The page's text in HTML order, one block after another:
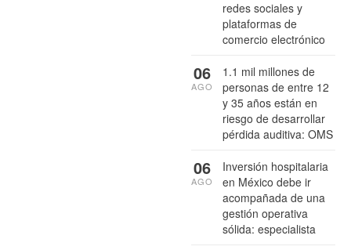
redes sociales y
plataformas de
comercio electrónico
1.1 mil millones de
personas de entre 12
y 35 años están en
riesgo de desarrollar
pérdida auditiva: OMS
06
AGO
Inversión hospitalaria
en México debe ir
acompañada de una
gestión operativa
sólida: especialista
06
AGO